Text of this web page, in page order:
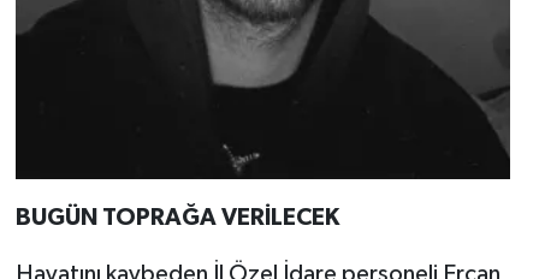
BUGÜN TOPRAĞA VERİLECEK
Hayatını kaybeden İl Özel İdare personeli Ercan